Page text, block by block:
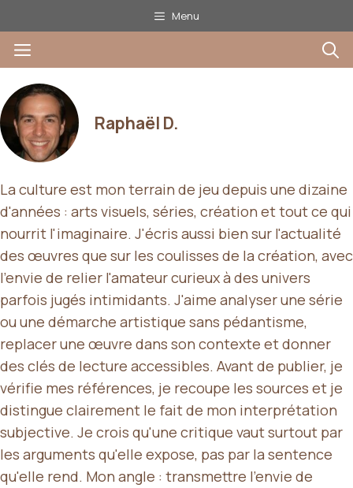
au
contenu
Menu
Menu
Raphaël D.
La culture est mon terrain de jeu depuis une dizaine
d'années : arts visuels, séries, création et tout ce qui
nourrit l'imaginaire. J'écris aussi bien sur l'actualité
des œuvres que sur les coulisses de la création, avec
l'envie de relier l'amateur curieux à des univers
parfois jugés intimidants. J'aime analyser une série
ou une démarche artistique sans pédantisme,
replacer une œuvre dans son contexte et donner
des clés de lecture accessibles. Avant de publier, je
vérifie mes références, je recoupe les sources et je
distingue clairement le fait de mon interprétation
subjective. Je crois qu'une critique vaut surtout par
les arguments qu'elle expose, pas par la sentence
qu'elle rend. Mon angle : transmettre l'envie de